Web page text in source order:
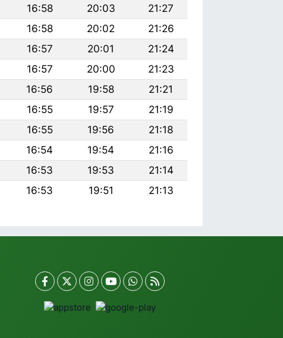
16:58 20:03
21:27
16:58 20:02
21:26
16:57 20:01
21:24
16:57 20:00
21:23
16:56 19:58
21:21
16:55 19:57
21:19
16:55 19:56
21:18
16:54 19:54
21:16
16:53 19:53
21:14
16:53 19:51 21:13